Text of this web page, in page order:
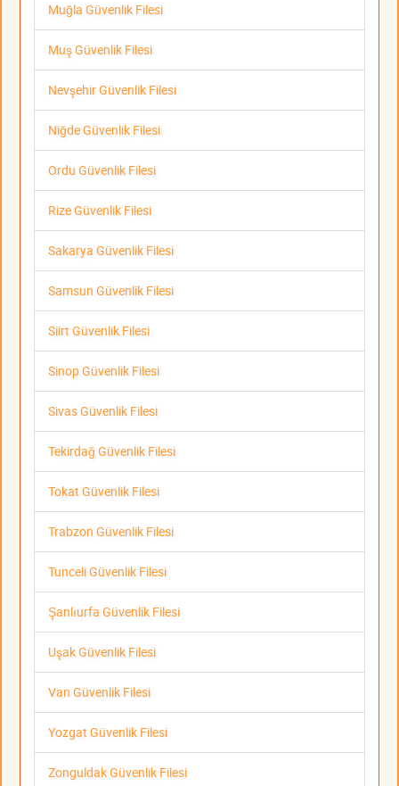
Muğla Güvenlik Filesi
Muş Güvenlik Filesi
Nevşehir Güvenlik Filesi
Niğde Güvenlik Filesi
Ordu Güvenlik Filesi
Rize Güvenlik Filesi
Sakarya Güvenlik Filesi
Samsun Güvenlik Filesi
Siirt Güvenlik Filesi
Sinop Güvenlik Filesi
Sivas Güvenlik Filesi
Tekirdağ Güvenlik Filesi
Tokat Güvenlik Filesi
Trabzon Güvenlik Filesi
Tunceli Güvenlik Filesi
Şanlıurfa Güvenlik Filesi
Uşak Güvenlik Filesi
Van Güvenlik Filesi
Yozgat Güvenlik Filesi
Zonguldak Güvenlik Filesi